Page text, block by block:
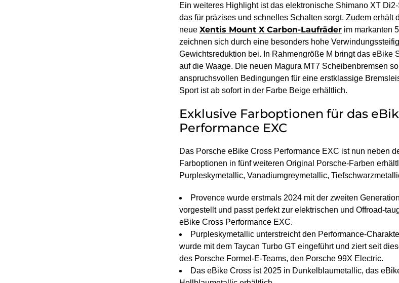
Ein weiteres Highlight ist das elektronische Shimano XT
das für präzises und schnelles Schalten sorgt. Zudem erhält
neue Xentis Mount X Carbon-Laufräder im markanten
zeichnen sich durch eine besonders hohe
Gewichtsreduktion bei. In Rahmengröße M bringt das eBike
auf die Waage. Die neuen Magura MT7 Scheibenbremsen
anspruchsvollen Bedingungen für eine erstklassige
Sport ist ab sofort in der Farbe Beige erhältlich.
Exklusive Farboptionen für das
Performance EXC
Das Porsche eBike Cross Performance EXC ist nun neben
Farboptionen in fünf weiteren Original Porsche-Farben
Purpleskymetallic, Vanadiumgreymetallic,
Provence wurde erstmals 2024 mit der zweiten
vorgestellt und passt perfekt zur elektrischen und Offroad-
eBike Cross Performance EXC.
Purpleskymetallic unterstreicht den Performance-
wurde mit dem Taycan Turbo GT eingeführt und ziert seit
des Porsche Formel-E-Teams, den Porsche 99X Electric.
Das eBike Cross ist 2025 in Dunkelblaumetallic, das